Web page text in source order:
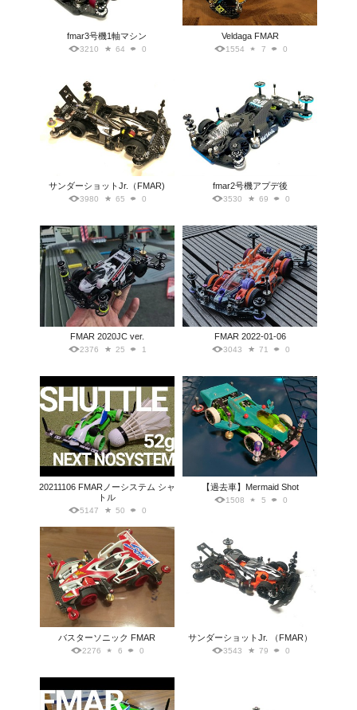
fmar3号機1軸マシン
3210 64 0
Veldaga FMAR
1554 7 0
サンダーショットJr.（FMAR)
3980 65 0
fmar2号機アプデ後
3530 69 0
FMAR 2020JC ver.
2376 25 1
FMAR 2022-01-06
3043 71 0
20211106 FMARノーシステム シャ
トル
5147 50 0
【過去車】Mermaid Shot
1508 5 0
バスターソニック FMAR
2276 6 0
サンダーショットJr. （FMAR）
3543 79 0